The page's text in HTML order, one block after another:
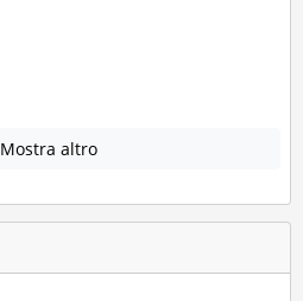
Mostra altro